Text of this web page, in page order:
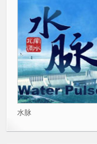
水脉